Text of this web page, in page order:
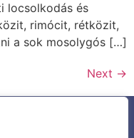
locsolkodás és
rimócit, rétközit,
a sok mosolygós […]
Next →